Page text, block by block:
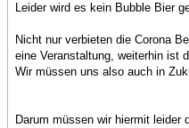
Leider wird es kein Bubble Bier
Nicht nur verbieten die Corona
eine Veranstaltung, weiterhin ist
Wir müssen uns also auch in
Darum müssen wir hiermit leider